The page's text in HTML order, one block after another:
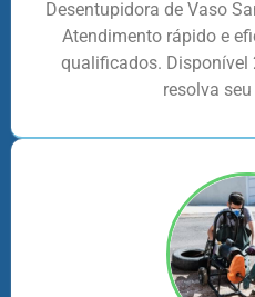
Desentupidora de Vaso
Atendimento rápido e
qualificados. Disponível
resolva